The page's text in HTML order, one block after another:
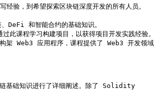
到希望探索区块链深度开发的所有人员。
和智能合约的基础知识。
习构建项目，以获得项目开发实践经验。
应用程序，课程提供了 Web3 开发领域
知识进行了详细阐述。除了 Solidity